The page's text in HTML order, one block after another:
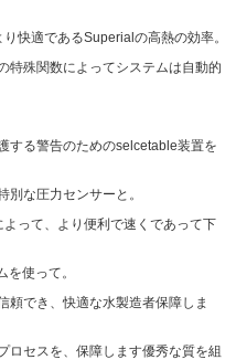
快適であるSuperialの高熱の効率。
特殊関数によってシステムは自動的
する警告のためのselcetable装置を
な圧力センサーと。
って、より便利で速くであって下
使って。
頼でき、快適な水製造者保障しま
ロセスを、保障します優秀な質を組